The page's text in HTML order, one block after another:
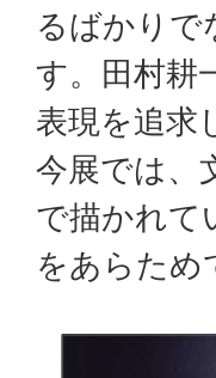
るばかりで
す。田村耕
表現を追求
今展では、
で描かれて
をあらため